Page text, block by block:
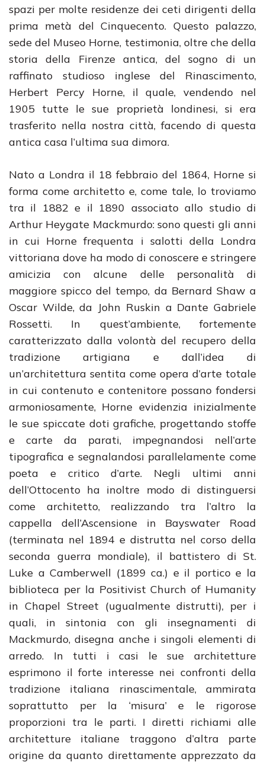
spazi per molte residenze dei ceti dirigenti della
prima metà del Cinquecento. Questo palazzo,
sede del Museo Horne, testimonia, oltre che della
storia della Firenze antica, del sogno di un
raffinato studioso inglese del Rinascimento,
Herbert Percy Horne, il quale, vendendo nel
1905 tutte le sue proprietà londinesi, si era
trasferito nella nostra città, facendo di questa
antica casa l’ultima sua dimora.
Nato a Londra il 18 febbraio del 1864, Horne si
forma come architetto e, come tale, lo troviamo
tra il 1882 e il 1890 associato allo studio di
Arthur Heygate Mackmurdo: sono questi gli anni
in cui Horne frequenta i salotti della Londra
vittoriana dove ha modo di conoscere e stringere
amicizia con alcune delle personalità di
maggiore spicco del tempo, da Bernard Shaw a
Oscar Wilde, da John Ruskin a Dante Gabriele
Rossetti. In quest’ambiente, fortemente
caratterizzato dalla volontà del recupero della
tradizione artigiana e dall’idea di
un’architettura sentita come opera d’arte totale
in cui contenuto e contenitore possano fondersi
armoniosamente, Horne evidenzia inizialmente
le sue spiccate doti grafiche, progettando stoffe
e carte da parati, impegnandosi nell’arte
tipografica e segnalandosi parallelamente come
poeta e critico d’arte. Negli ultimi anni
dell’Ottocento ha inoltre modo di distinguersi
come architetto, realizzando tra l’altro la
cappella dell’Ascensione in Bayswater Road
(terminata nel 1894 e distrutta nel corso della
seconda guerra mondiale), il battistero di St.
Luke a Camberwell (1899 ca.) e il portico e la
biblioteca per la Positivist Church of Humanity
in Chapel Street (ugualmente distrutti), per i
quali, in sintonia con gli insegnamenti di
Mackmurdo, disegna anche i singoli elementi di
arredo. In tutti i casi le sue architetture
esprimono il forte interesse nei confronti della
tradizione italiana rinascimentale, ammirata
soprattutto per la ‘misura’ e le rigorose
proporzioni tra le parti. I diretti richiami alle
architetture italiane traggono d’altra parte
origine da quanto direttamente apprezzato da